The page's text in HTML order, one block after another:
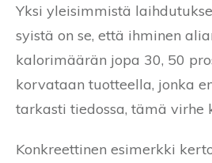
Yksi yleisimmistä
syistä on se, että ihminen
kalorimäärän jopa 30, 50
korvataan tuotteella, jonka
tarkasti tiedossa, tämä virhe
Konkreettinen esimerkki